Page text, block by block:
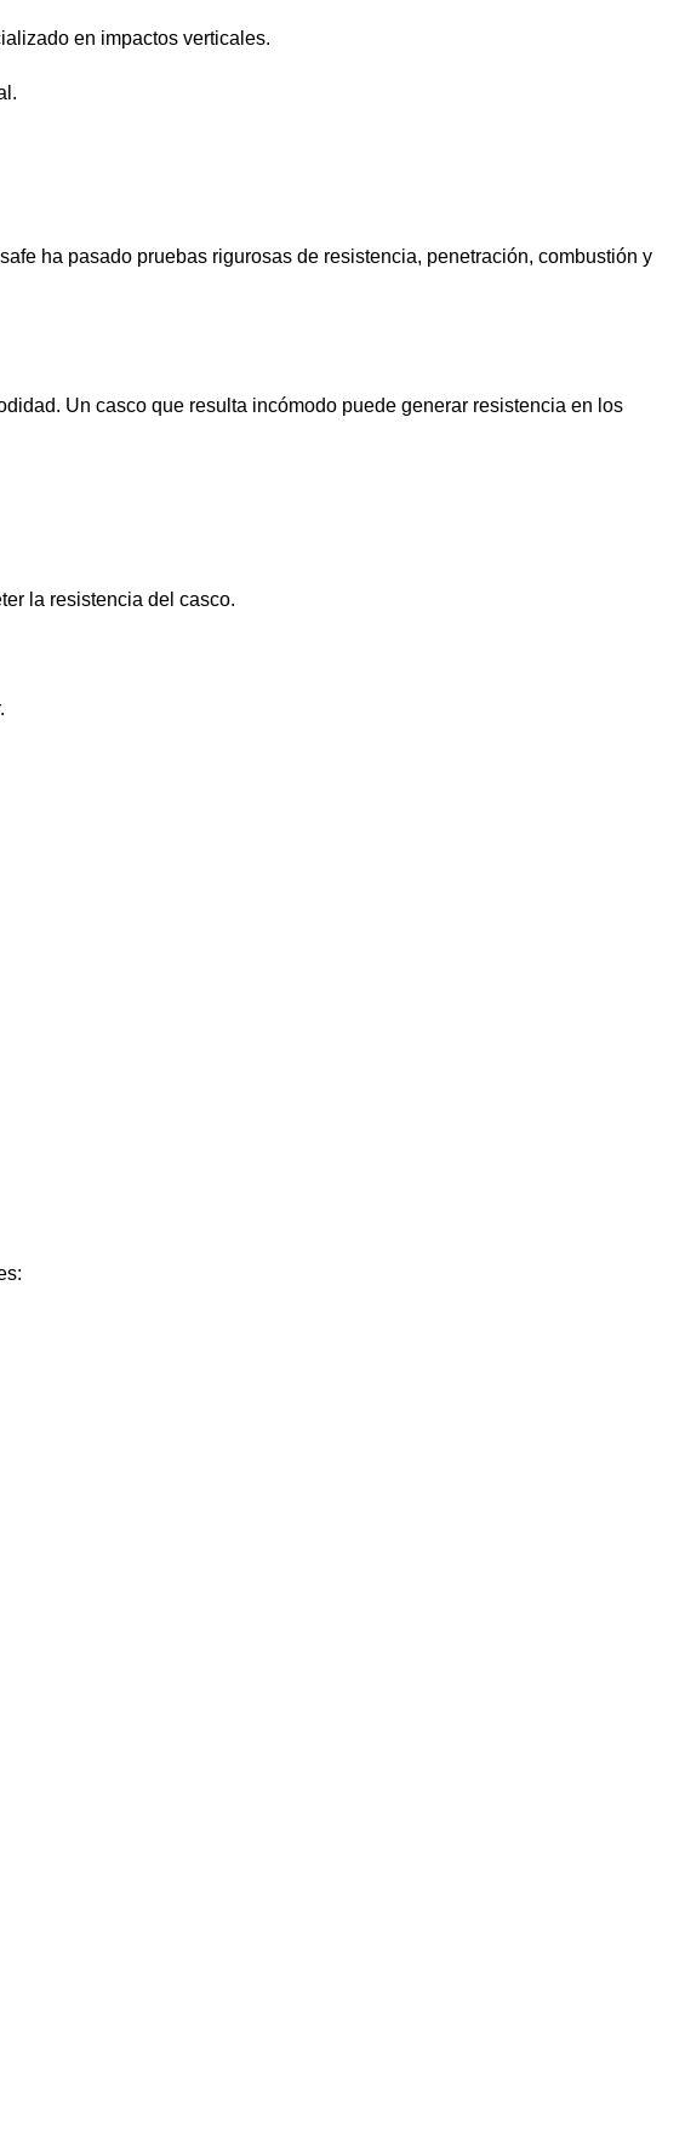
en impactos verticales.
ha pasado pruebas rigurosas de resistencia, penetración, combustión y
Un casco que resulta incómodo puede generar resistencia en los
la resistencia del casco.